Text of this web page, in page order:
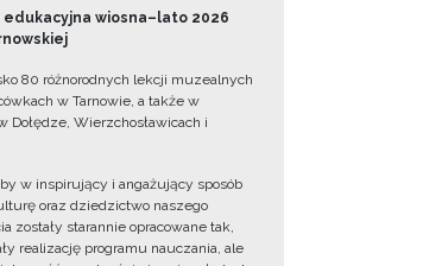
wiosna–lato 2026
80 różnorodnych lekcji muzealnych
w Tarnowie, a także w
Dołędze, Wierzchosławicach i
by w inspirujący i angażujący sposób
oraz dziedzictwo naszego
zostały starannie opracowane tak,
realizację programu nauczania, ale